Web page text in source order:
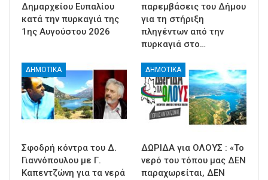
Δημαρχείου Ευπαλίου
κατά την πυρκαγιά της
1ης Αυγούστου 2026
παρεμβάσεις του Δήμου
για τη στήριξη
πληγέντων από την
πυρκαγιά στο…
ΔΗΜΟΤΙΚΑ
Σφοδρή κόντρα του Δ.
Γιαννόπουλου με Γ.
Καπεντζώνη για τα νερά
ΔΗΜΟΤΙΚΑ
ΔΩΡΙΔΑ για ΟΛΟΥΣ : «Το
νερό του τόπου μας ΔΕΝ
παραχωρείται, ΔΕΝ